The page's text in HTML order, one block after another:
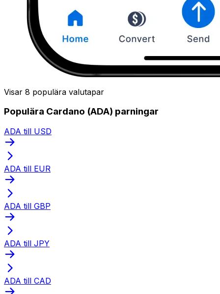
Visar 8 populära valutapar
Populära Cardano (ADA) parningar
ADA till USD
ADA till EUR
ADA till GBP
ADA till JPY
ADA till CAD